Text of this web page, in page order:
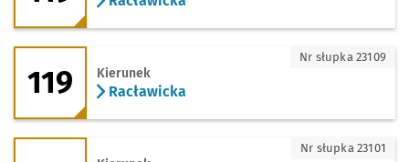
119 - kierunek Racławicka
119 Kierunek
Racławicka
Nr słupka 23109
119 - kierunek Awicenny (PocztaNr słupka 23101